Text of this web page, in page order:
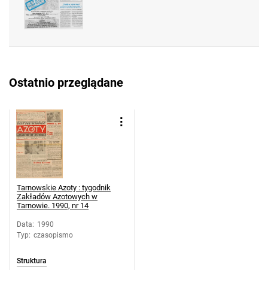
Tarnowskie Azoty : tygodnik Zakładów
Azotowych w Tarnowie. 1990, nr 28
Azotowych w Tarnowie. 1990, nr 30
Azotowych w Tarnowie. 1990, nr 31
Tarnowskie Azoty : tygodnik Zakładów
Azotowych w Tarnowie. 1990, nr 32
Tarnowskie Azoty : tygodnik Zakładów
Azotowych w Tarnowie. 1990, nr 33
Tarnowskie Azoty : tygodnik Zakładów
Azotowych w Tarnowie. 1990, nr 34
Tarnowskie Azoty : tygodnik Zakładów
Azotowych w Tarnowie. 1990
Ostatnio przeglądane
Tarnowskie Azoty : tygodnik
Zakładów Azotowych w
Tarnowie. 1990, nr 14
Data: 1990
Typ: czasopismo
Struktura